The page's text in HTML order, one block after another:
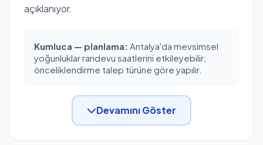
açıklanıyor.
Kumluca — planlama: Antalya'da mevsimsel
yoğunluklar randevu saatlerini etkileyebilir;
önceliklendirme talep türüne göre yapılır.
Devamını Göster